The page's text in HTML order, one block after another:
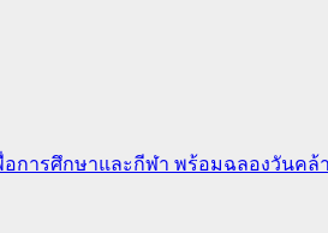
การศึกษาและกีฬา พร้อมฉลองวันคล้